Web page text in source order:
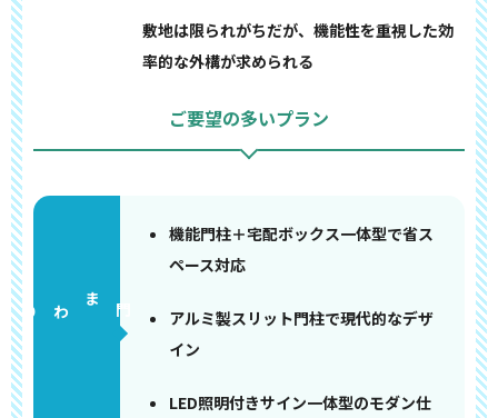
敷地は限られがちだが、機能性を重視した効
率的な外構が求められる
ご要望の多いプラン
門まわり
機能門柱＋宅配ボックス一体型で省ス
ペース対応
アルミ製スリット門柱で現代的なデザ
イン
LED照明付きサイン一体型のモダン仕